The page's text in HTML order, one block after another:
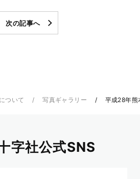
次の記事へ
ついて 写真ギャラリー 平成28年熊
字社公式SNS